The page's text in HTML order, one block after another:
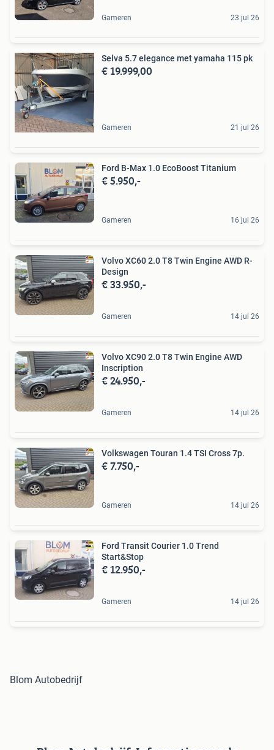
Gameren 23 jul 26
Selva 5.7 elegance met yamaha 115 pk
€ 19.999,00
Gameren 21 jul 26
Ford B-Max 1.0 EcoBoost Titanium
€ 5.950,-
Gameren 16 jul 26
Volvo XC60 2.0 T8 Twin Engine AWD R-
Design
€ 33.950,-
Gameren 14 jul 26
Volvo XC90 2.0 T8 Twin Engine AWD
Inscription
€ 24.950,-
Gameren 14 jul 26
Volkswagen Touran 1.4 TSI Cross 7p.
€ 7.750,-
Gameren 14 jul 26
Ford Transit Courier 1.0 Trend
Start&Stop
€ 12.950,-
Gameren 14 jul 26
Blom Autobedrijf